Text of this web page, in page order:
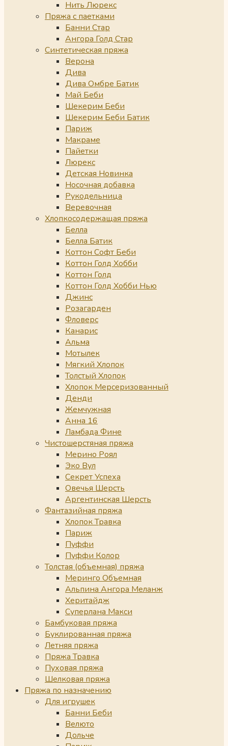
Нить Люрекс
Пряжа с паетками
Банни Стар
Ангора Голд Стар
Синтетическая пряжа
Верона
Дива
Дива Омбре Батик
Май Беби
Шекерим Беби
Шекерим Беби Батик
Париж
Макраме
Пайетки
Люрекс
Детская Новинка
Носочная добавка
Рукодельница
Веревочная
Хлопкосодержащая пряжа
Белла
Белла Батик
Коттон Софт Беби
Коттон Голд Хобби
Коттон Голд
Коттон Голд Хобби Нью
Джинс
Розагарден
Фловерс
Канарис
Альма
Мотылек
Мягкий Хлопок
Толстый Хлопок
Хлопок Мерсеризованный
Денди
Жемчужная
Анна 16
Ламбада Фине
Чистошерстяная пряжа
Мерино Роял
Эко Вул
Секрет Успеха
Овечья Шерсть
Аргентинская Шерсть
Фантазийная пряжа
Хлопок Травка
Париж
Пуффи
Пуффи Колор
Толстая (объемная) пряжа
Меринго Объемная
Альпина Ангора Меланж
Херитайдж
Суперлана Макси
Бамбуковая пряжа
Буклированная пряжа
Летняя пряжа
Пряжа Травка
Пуховая пряжа
Шелковая пряжа
Пряжа по назначению
Для игрушек
Банни Беби
Велюто
Дольче